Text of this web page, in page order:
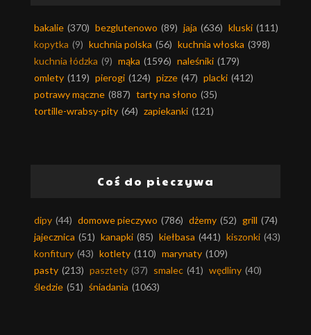
bakalie (370) bezglutenowo (89) jaja (636) kluski (111)
kopytka (9) kuchnia polska (56) kuchnia włoska (398)
kuchnia łódzka (9) mąka (1596) naleśniki (179)
omlety (119) pierogi (124) pizze (47) placki (412)
potrawy mączne (887) tarty na słono (35)
tortille-wrabsy-pity (64) zapiekanki (121)
Coś do pieczywa
dipy (44) domowe pieczywo (786) dżemy (52) grill (74)
jajecznica (51) kanapki (85) kiełbasa (441) kiszonki (43)
konfitury (43) kotlety (110) marynaty (109)
pasty (213) pasztety (37) smalec (41) wędliny (40)
śledzie (51) śniadania (1063)